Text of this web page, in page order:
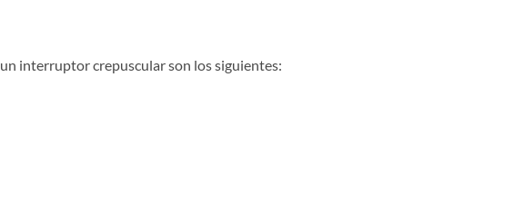
interruptor crepuscular son los siguientes: